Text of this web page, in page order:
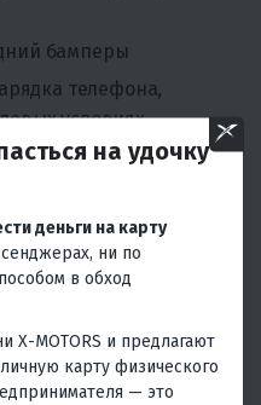
бамперы
телефона,
условиях
и диодные
на солнце
сиденье со спинкой
на удочку
деньги на карту
ни по
в обход
X-MOTORS и предлагают
карту физического
— это